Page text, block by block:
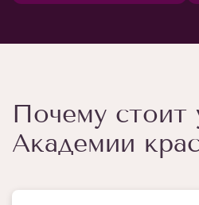
Почему стоит
Академии